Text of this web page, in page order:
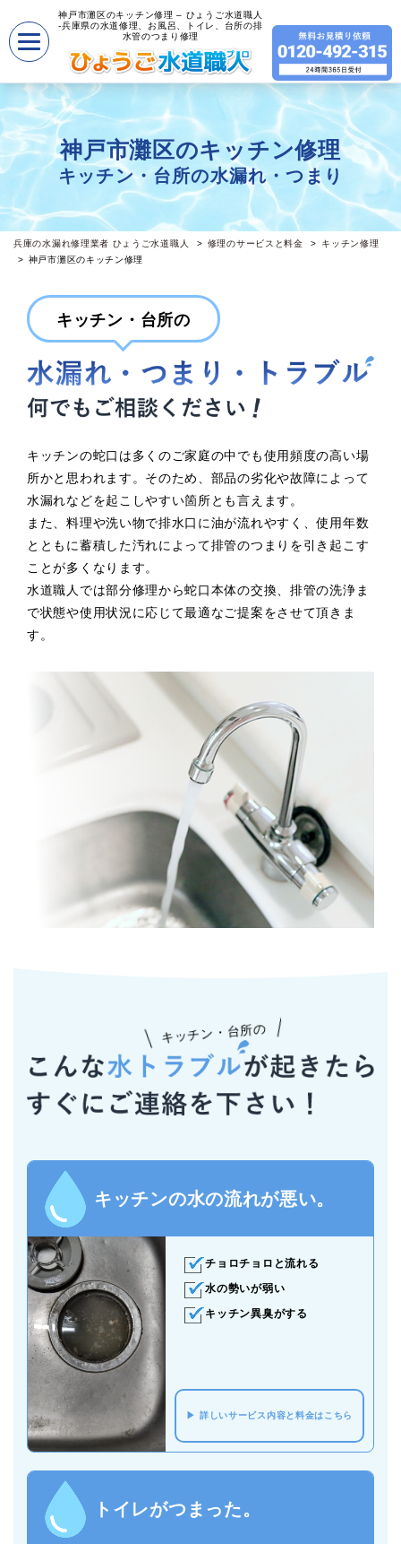
神戸市灘区のキッチン修理 – ひょうご水道職人
-兵庫県の水道修理、お風呂、トイレ、台所の排
水管のつまり修理
神戸市灘区のキッチン修理
キッチン・台所の水漏れ・つまり
兵庫の水漏れ修理業者 ひょうご水道職人 修理のサービスと料金
キッチン修理
神戸市灘区のキッチン修理
キッチン・台所の
キッチンの蛇口は多くのご家庭の中でも使用頻度の高い場
所かと思われます。そのため、部品の劣化や故障によって
水漏れなどを起こしやすい箇所とも言えます。
また、料理や洗い物で排水口に油が流れやすく、使用年数
とともに蓄積した汚れによって排管のつまりを引き起こす
ことが多くなります。
水道職人では部分修理から蛇口本体の交換、排管の洗浄ま
で状態や使用状況に応じて最適なご提案をさせて頂きま
す。
キッチン・台所の
キッチンの水の流れが悪い。
チョロチョロと流れる
水の勢いが弱い
キッチン異臭がする
詳しいサービス内容と料金はこちら
トイレがつまった。